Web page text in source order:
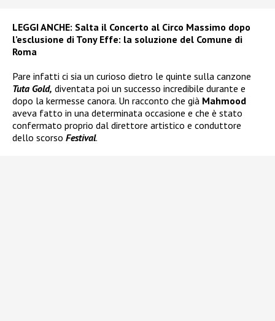
LEGGI ANCHE: Salta il Concerto al Circo Massimo dopo
l’esclusione di Tony Effe: la soluzione del Comune di
Roma
Pare infatti ci sia un curioso dietro le quinte sulla canzone
Tuta Gold, diventata poi un successo incredibile durante e
dopo la kermesse canora. Un racconto che già Mahmood
aveva fatto in una determinata occasione e che è stato
confermato proprio dal direttore artistico e conduttore
dello scorso Festival.